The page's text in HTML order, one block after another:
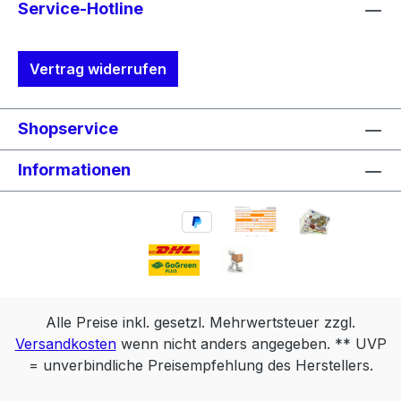
zum abnehmen war. Ersetzt die bisherige
eine fest mit dem Akku verschraubte
letzter Zeit einige unnötige
Verschlussschieber gehört nach unten in
Richtung Motor und die beiden Zapfen
nach oben in Richtung Lenker.
Service-Hotline
Vertrag widerrufen
Shopservice
Informationen
Alle Preise inkl. gesetzl. Mehrwertsteuer zzgl.
Versandkostenwenn nicht anders angegeben. ** UVP
= unverbindliche Preisempfehlung des Herstellers.